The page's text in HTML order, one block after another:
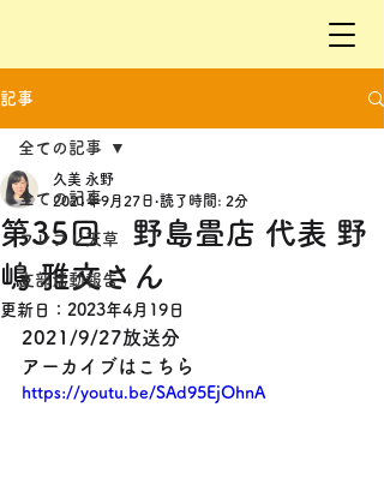
記事
全ての記事
フレフレ天草
支部活動報告
全ての記事
第35回 野島畳店 代表 野
嶋 雅文さん
久美 永野
2021年9月27日 読了時間: 2分
更新日： 2023年4月19日
2021/9/27放送分
アーカイブはこちら
https://youtu.be/SAd95EjOhnA